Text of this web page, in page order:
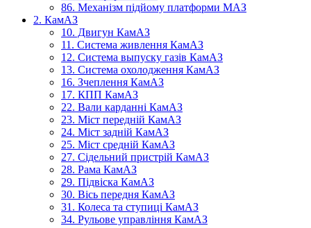
86. Механізм підйому платформи МАЗ
2. КамАЗ
10. Двигун КамАЗ
11. Система живлення КамАЗ
12. Система выпуску газів КамАЗ
13. Система охолодження КамАЗ
16. Зчеплення КамАЗ
17. КПП КамАЗ
22. Вали карданні КамАЗ
23. Міст передній КамАЗ
24. Міст задній КамАЗ
25. Міст средній КамАЗ
27. Сідельний пристрій КамАЗ
28. Рама КамАЗ
29. Підвіска КамАЗ
30. Вісь передня КамАЗ
31. Колеса та ступиці КамАЗ
34. Рульове управління КамАЗ